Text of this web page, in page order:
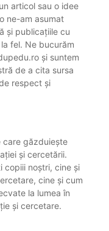
articol sau o idee
ne-am asumat
și publicațiile cu
fel. Ne bucurăm
și suntem
de a cita sursa
respect și
care găzduiește
și cercetării.
copiii noștri, cine și
cine și cum
la lumea în
și cercetare.